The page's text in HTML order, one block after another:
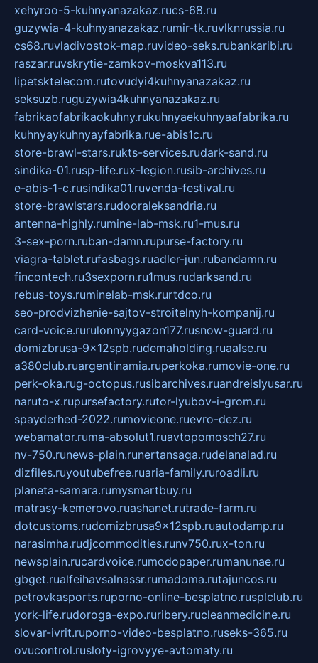
xehyroo-5-kuhnyanazakaz.rucs-68.ru
guzywia-4-kuhnyanazakaz.rumir-tk.ruvlknrussia.ru
cs68.ruvladivostok-map.ruvideo-seks.rubankaribi.ru
raszar.ruvskrytie-zamkov-moskva113.ru
lipetsktelecom.rutovudyi4kuhnyanazakaz.ru
seksuzb.ruguzywia4kuhnyanazakaz.ru
fabrikaofabrikaokuhny.rukuhnyaekuhnyaafabrika.ru
kuhnyaykuhnyayfabrika.rue-abis1c.ru
store-brawl-stars.rukts-services.rudark-sand.ru
sindika-01.rusp-life.rux-legion.rusib-archives.ru
e-abis-1-c.rusindika01.ruvenda-festival.ru
store-brawlstars.rudooraleksandria.ru
antenna-highly.rumine-lab-msk.ru1-mus.ru
3-sex-porn.ruban-damn.rupurse-factory.ru
viagra-tablet.rufasbags.ruadler-jun.rubandamn.ru
fincontech.ru3sexporn.ru1mus.rudarksand.ru
rebus-toys.ruminelab-msk.rurtdco.ru
seo-prodvizhenie-sajtov-stroitelnyh-kompanij.ru
card-voice.rurulonnyygazon177.rusnow-guard.ru
domizbrusa-9x12spb.rudemaholding.ruaalse.ru
a380club.ruargentinamia.ruperkoka.rumovie-one.ru
perk-oka.rug-octopus.rusibarchives.ruandreislyusar.ru
naruto-x.rupursefactory.rutor-lyubov-i-grom.ru
spayderhed-2022.rumovieone.ruevro-dez.ru
webamator.ruma-absolut1.ruavtopomosch27.ru
nv-750.runews-plain.runertansaga.rudelanalad.ru
dizfiles.ruyoutubefree.ruaria-family.ruroadli.ru
planeta-samara.rumysmartbuy.ru
matrasy-kemerovo.ruashanet.rutrade-farm.ru
dotcustoms.rudomizbrusa9x12spb.ruautodamp.ru
narasimha.rudjcommodities.runv750.rux-ton.ru
newsplain.rucardvoice.rumodopaper.rumanunae.ru
gbget.rualfeihavsalnassr.rumadoma.rutajuncos.ru
petrovkasports.ruporno-online-besplatno.rusplclub.ru
york-life.rudoroga-expo.ruribery.rucleanmedicine.ru
slovar-ivrit.ruporno-video-besplatno.ruseks-365.ru
ovucontrol.rusloty-igrovyye-avtomaty.ru